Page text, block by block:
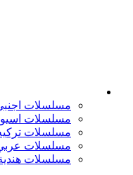
مسلسلات
مسلسلات
مسلسلات
مسلسلات
مسلسلات